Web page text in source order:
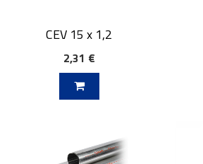
CEV 15 x 1,2
2,31 €